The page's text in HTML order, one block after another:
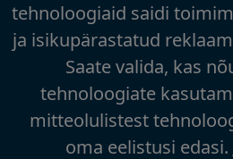
tehnoloogiaid saidi
ja isikupärastatud
Saate valida, kas
tehnoloogiate
mitteolulistest
oma eelistusi edasi.